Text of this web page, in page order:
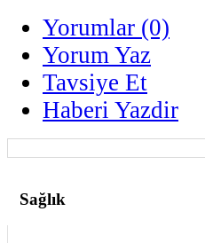
Yorumlar (0)
Yorum Yaz
Tavsiye Et
Haberi Yazdir
Sağlık